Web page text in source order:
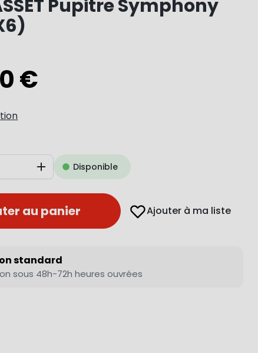
Pupitre Symphony
€
AugmenterDisponible
au panier Ajouter à ma liste
standard
sous 48h-72h heures ouvrées